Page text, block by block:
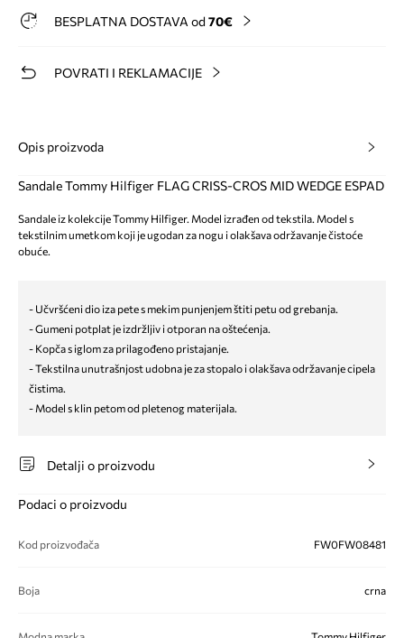
BESPLATNA DOSTAVA od 70€
POVRATI I REKLAMACIJE
Opis proizvoda
Sandale Tommy Hilfiger FLAG CRISS-CROS MID WEDGE ESPAD
Sandale iz kolekcije Tommy Hilfiger. Model izrađen od tekstila. Model s
tekstilnim umetkom koji je ugodan za nogu i olakšava održavanje čistoće
obuće.
- Učvršćeni dio iza pete s mekim punjenjem štiti petu od grebanja.
- Gumeni potplat je izdržljiv i otporan na oštećenja.
- Kopča s iglom za prilagođeno pristajanje.
- Tekstilna unutrašnjost udobna je za stopalo i olakšava održavanje cipela
čistima.
- Model s klin petom od pletenog materijala.
Detalji o proizvodu
Podaci o proizvodu
Kod proizvođača FW0FW08481
Boja crna